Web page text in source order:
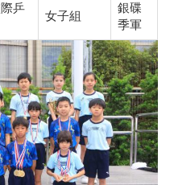
乒
女子組
銀碟
季軍